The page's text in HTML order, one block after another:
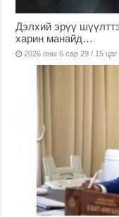
Дэлхий эрүү
харин манайд…
2026 оны 6 сар 29 / 15